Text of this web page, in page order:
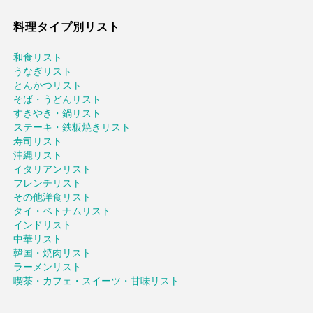
料理タイプ別リスト
和食リスト
うなぎリスト
とんかつリスト
そば・うどんリスト
すきやき・鍋リスト
ステーキ・鉄板焼きリスト
寿司リスト
沖縄リスト
イタリアンリスト
フレンチリスト
その他洋食リスト
タイ・ベトナムリスト
インドリスト
中華リスト
韓国・焼肉リスト
ラーメンリスト
喫茶・カフェ・スイーツ・甘味リスト